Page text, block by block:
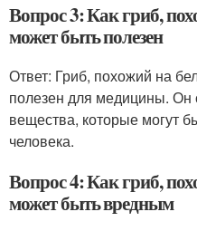
Вопрос 3: Как гриб,
может быть полезен
Ответ: Гриб, похожий на
полезен для медицины. Он
вещества, которые могут
человека.
Вопрос 4: Как гриб,
может быть вредным